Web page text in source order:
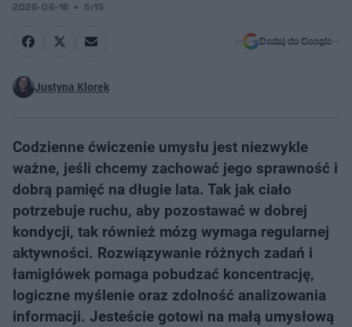
2026-06-16 5:15
Dodaj do Google
Justyna Klorek
Codzienne ćwiczenie umysłu jest niezwykle
ważne, jeśli chcemy zachować jego sprawność i
dobrą pamięć na długie lata. Tak jak ciało
potrzebuje ruchu, aby pozostawać w dobrej
kondycji, tak również mózg wymaga regularnej
aktywności. Rozwiązywanie różnych zadań i
łamigłówek pomaga pobudzać koncentrację,
logiczne myślenie oraz zdolność analizowania
informacji. Jesteście gotowi na małą umysłową